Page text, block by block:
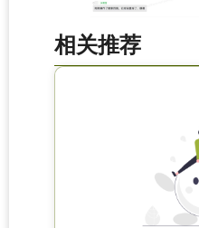
相关推荐